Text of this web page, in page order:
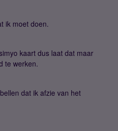
ik moet doen.
kaart dus laat dat maar
te werken.
dat ik afzie van het